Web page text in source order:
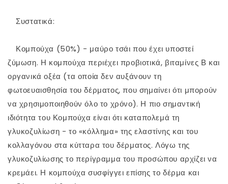
⠀ Συστατικά:
⠀ Κομπούχα (50%) - μαύρο τσάι που έχει υποστεί
ζύμωση. Η κομπούχα περιέχει προβιοτικά, βιταμίνες Β και
οργανικά οξέα (τα οποία δεν αυξάνουν τη
φωτοευαισθησία του δέρματος, που σημαίνει ότι μπορούν
να χρησιμοποιηθούν όλο το χρόνο). Η πιο σημαντική
ιδιότητα του Κομπούχα είναι ότι καταπολεμά τη
γλυκοζυλίωση - το «κόλλημα» της ελαστίνης και του
κολλαγόνου στα κύτταρα του δέρματος. Λόγω της
γλυκοζυλίωσης το περίγραμμα του προσώπου αρχίζει να
κρεμάει. Η κομπούχα συσφίγγει επίσης το δέρμα και